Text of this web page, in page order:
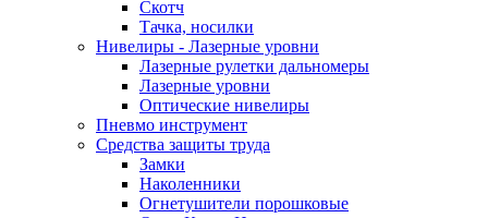
Скотч
Тачка, носилки
Нивелиры - Лазерные уровни
Лазерные рулетки дальномеры
Лазерные уровни
Оптические нивелиры
Пневмо инструмент
Средства защиты труда
Замки
Наколенники
Огнетушители порошковые